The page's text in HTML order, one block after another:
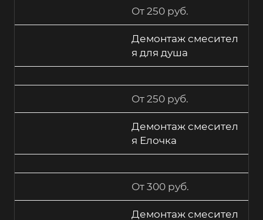
От 250 руб.
Демонтаж смесител
я для душа
От 250 руб.
Демонтаж смесител
я Елочка
От 300 руб.
Демонтаж смесител